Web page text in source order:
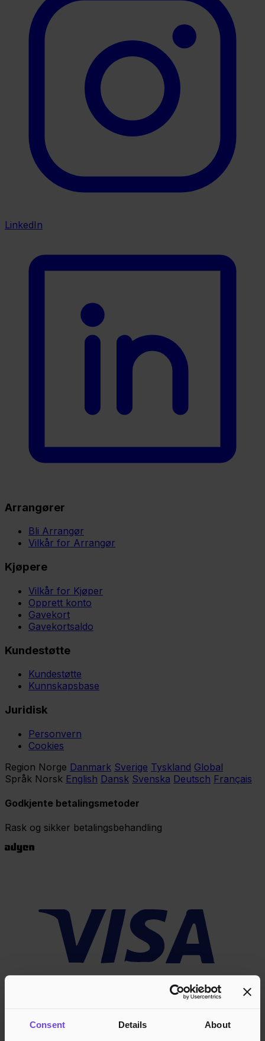
Consent Details About
LinkedIn
Arrangører
Bli Arrangør
Vilkår for Arrangør
Kjøpere
Vilkår for Kjøper
Opprett konto
Gavekort
Gavekortsaldo
Kundestøtte
Kundestøtte
Kunnskapsbase
Juridisk
Personvern
Cookies
Region Norge Danmark Sverige Tyskland Global
Språk Norsk English Dansk Svenska Deutsch Français
Godkjente betalingsmetoder
Rask og sikker betalingsbehandling